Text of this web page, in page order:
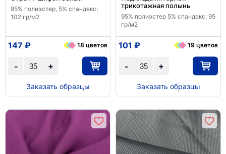
95% полиэстер, 5% спандекс;
102 гр/м2
+
-
147 ₽ 18 цветов
Заказать образцы
трикотажная полынь
95% полиэстер 5% спандекс; 95
гр/м2
+
-
101 ₽ 19 цветов
Заказать образцы